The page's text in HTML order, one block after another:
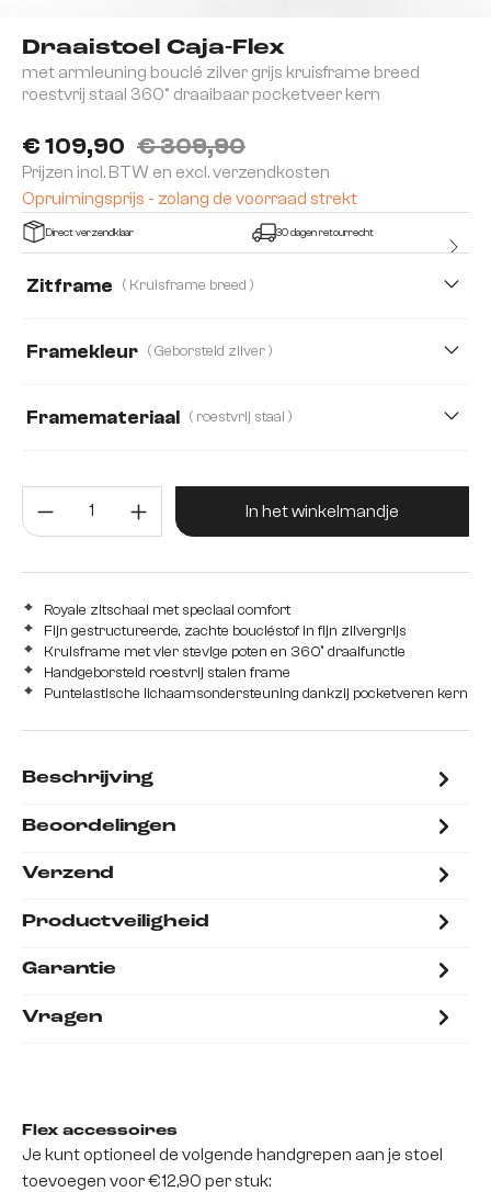
Draaistoel Caja-Flex
met armleuning bouclé zilver grijs kruisframe breed
roestvrij staal 360° draaibaar pocketveer kern
€ 109,90 € 309,90
Prijzen incl. BTW en excl. verzendkosten
Opruimingsprijs - zolang de voorraad strekt
Direct verzendklaar 30 dagen retourrecht
Zitframe ( Kruisframe breed )
Framekleur ( Geborsteld zilver )
Framemateriaal ( roestvrij staal )
Producthoeveelheid: Voer de
In het winkelmandje
Royale zitschaal met speciaal comfort
Fijn gestructureerde, zachte boucléstof in fijn zilvergrijs
Kruisframe met vier stevige poten en 360° draaifunctie
Handgeborsteld roestvrij stalen frame
Puntelastische lichaamsondersteuning dankzij pocketveren kern
Beschrijving
Beoordelingen
Verzend
Productveiligheid
Garantie
Vragen
Flex accessoires
Je kunt optioneel de volgende handgrepen aan je stoel
toevoegen voor €12,90 per stuk: